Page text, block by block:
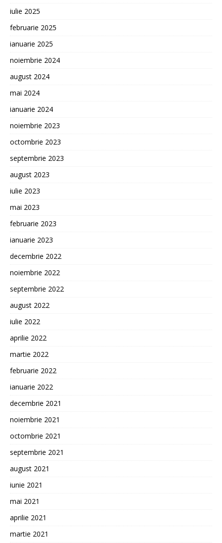
iulie 2025
februarie 2025
ianuarie 2025
noiembrie 2024
august 2024
mai 2024
ianuarie 2024
noiembrie 2023
octombrie 2023
septembrie 2023
august 2023
iulie 2023
mai 2023
februarie 2023
ianuarie 2023
decembrie 2022
noiembrie 2022
septembrie 2022
august 2022
iulie 2022
aprilie 2022
martie 2022
februarie 2022
ianuarie 2022
decembrie 2021
noiembrie 2021
octombrie 2021
septembrie 2021
august 2021
iunie 2021
mai 2021
aprilie 2021
martie 2021